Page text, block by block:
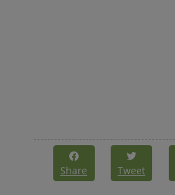
Share Tweet